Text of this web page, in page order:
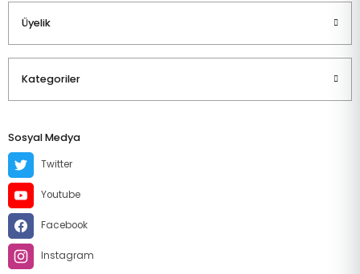
Üyelik
Kategoriler
Sosyal Medya
Twitter
Youtube
Facebook
Instagram